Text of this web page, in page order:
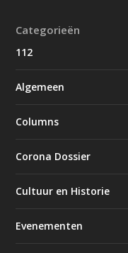
Categorieën
112
Algemeen
Columns
Corona Dossier
Cultuur en Historie
Evenementen